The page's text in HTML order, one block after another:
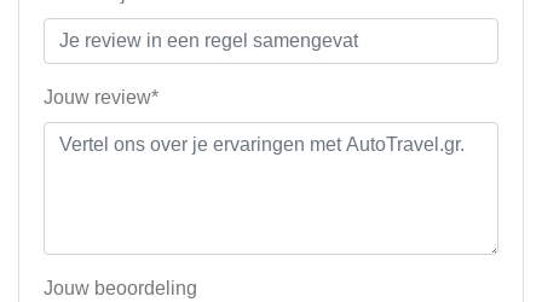
Jouw review*
Jouw beoordeling